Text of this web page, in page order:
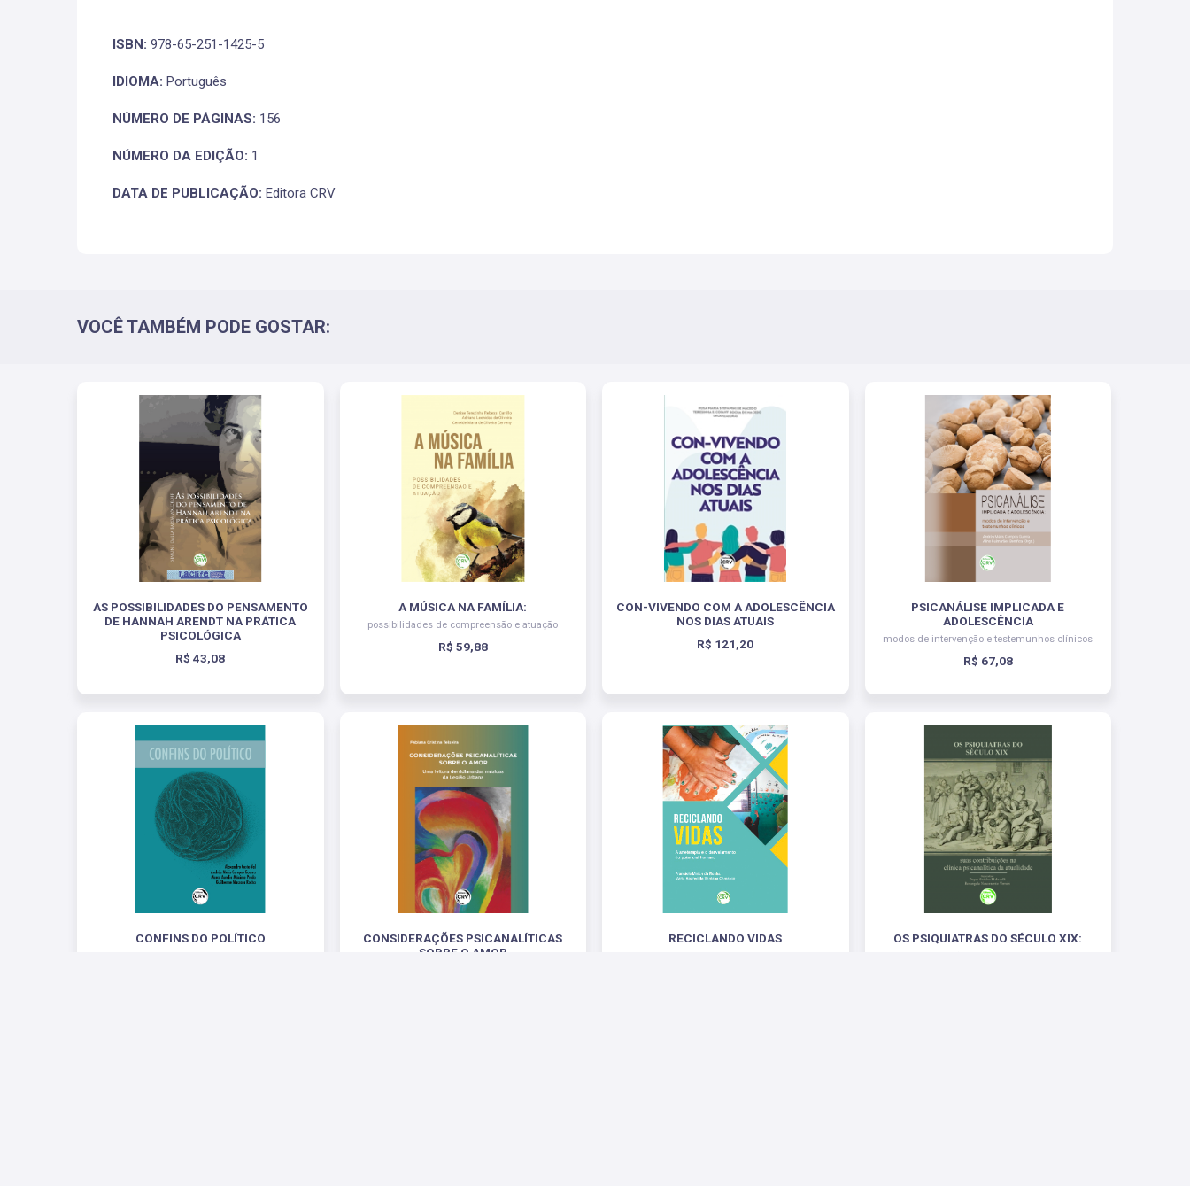
ISBN: 978-65-251-1425-5
IDIOMA: Português
NÚMERO DE PÁGINAS: 156
NÚMERO DA EDIÇÃO: 1
DATA DE PUBLICAÇÃO: Editora CRV
VOCÊ TAMBÉM PODE GOSTAR:
AS POSSIBILIDADES DO PENSAMENTO
DE HANNAH ARENDT NA PRÁTICA
PSICOLÓGICA
R$ 43,08
A MÚSICA NA FAMÍLIA:
possibilidades de compreensão e atuação
R$ 59,88
CON-VIVENDO COM A ADOLESCÊNCIA
NOS DIAS ATUAIS
R$ 121,20
PSICANÁLISE IMPLICADA E
ADOLESCÊNCIA
modos de intervenção e testemunhos clínicos
R$ 67,08
CONFINS DO POLÍTICO
CONSIDERAÇÕES PSICANALÍTICAS
SOBRE O AMOR
RECICLANDO VIDAS OS PSIQUIATRAS DO SÉCULO XIX: